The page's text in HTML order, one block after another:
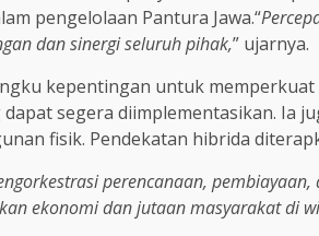
pengelolaan Pantura Jawa.“
dan sinergi seluruh pihak,” ujarnya.
kepentingan untuk
segera diimplementasikan. Ia
fisik. Pendekatan hibrida
perencanaan,
ekonomi dan jutaan masyarakat di